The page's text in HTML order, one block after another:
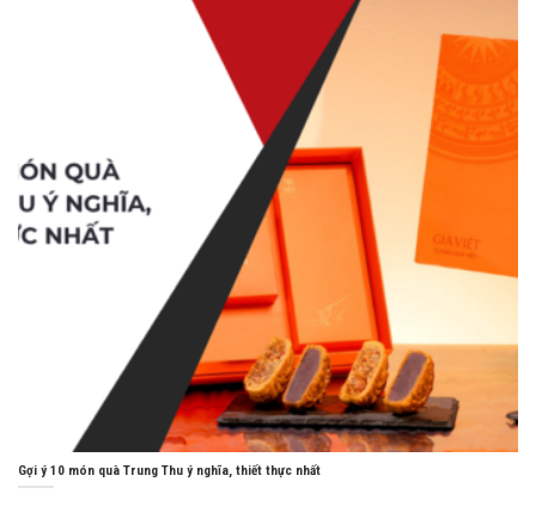
Gợi ý 10 món quà Trung Thu ý nghĩa, thiết thực nhất